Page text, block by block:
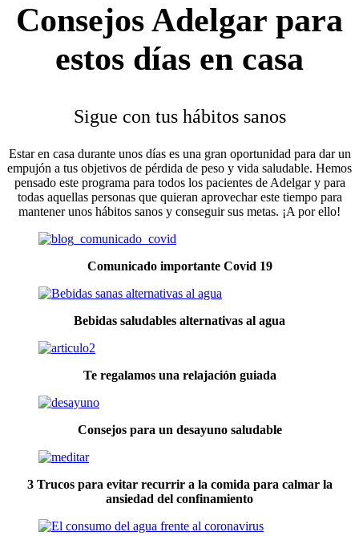
Consejos Adelgar para
estos días en casa
Sigue con tus hábitos sanos
Estar en casa durante unos días es una gran oportunidad para dar un
empujón a tus objetivos de pérdida de peso y vida saludable. Hemos
pensado este programa para todos los pacientes de Adelgar y para
todas aquellas personas que quieran aprovechar este tiempo para
mantener unos hábitos sanos y conseguir sus metas. ¡A por ello!
Comunicado importante Covid 19
Bebidas saludables alternativas al agua
Te regalamos una relajación guiada
Consejos para un desayuno saludable
3 Trucos para evitar recurrir a la comida para calmar la
ansiedad del confinamiento